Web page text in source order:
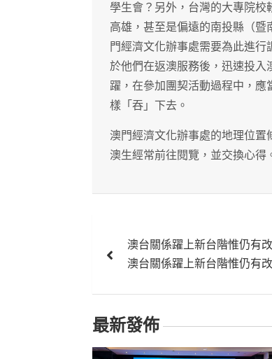
學生會？另外，台灣的大專院校
高雄，甚至是偏遠的南投縣（
門經濟文化辦事處需要為此進行
於他們在返澳服務後，迅速投
躍，在參加團契活動過程中，
樣「吞」下去。
澳門經濟文化辦事處的地理位
澳生經常前往閱覽，並交換心得
章
覽
澳台關係躍上新台階惟仍有
澳台關係躍上新台階惟仍有
最新發佈